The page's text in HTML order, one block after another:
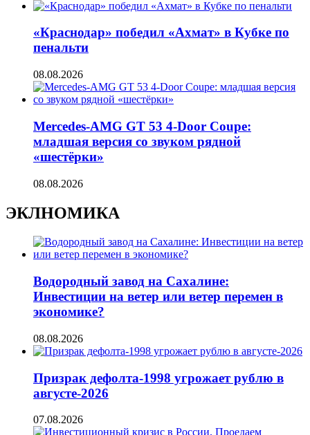
«Краснодар» победил «Ахмат» в Кубке по
пенальти
08.08.2026
Mercedes-AMG GT 53 4-Door Coupe:
младшая версия со звуком рядной
«шестёрки»
08.08.2026
ЭКЛНОМИКА
Водородный завод на Сахалине:
Инвестиции на ветер или ветер перемен в
экономике?
08.08.2026
Призрак дефолта-1998 угрожает рублю в
августе-2026
07.08.2026